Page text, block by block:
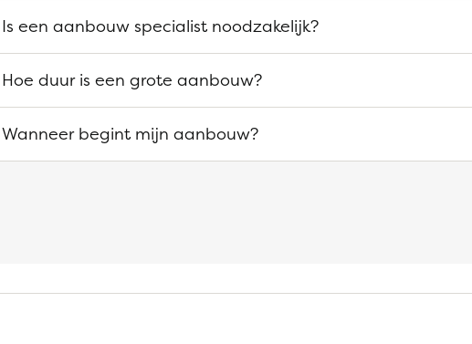
Is een aanbouw specialist noodzakelijk?
Hoe duur is een grote aanbouw?
Wanneer begint mijn aanbouw?